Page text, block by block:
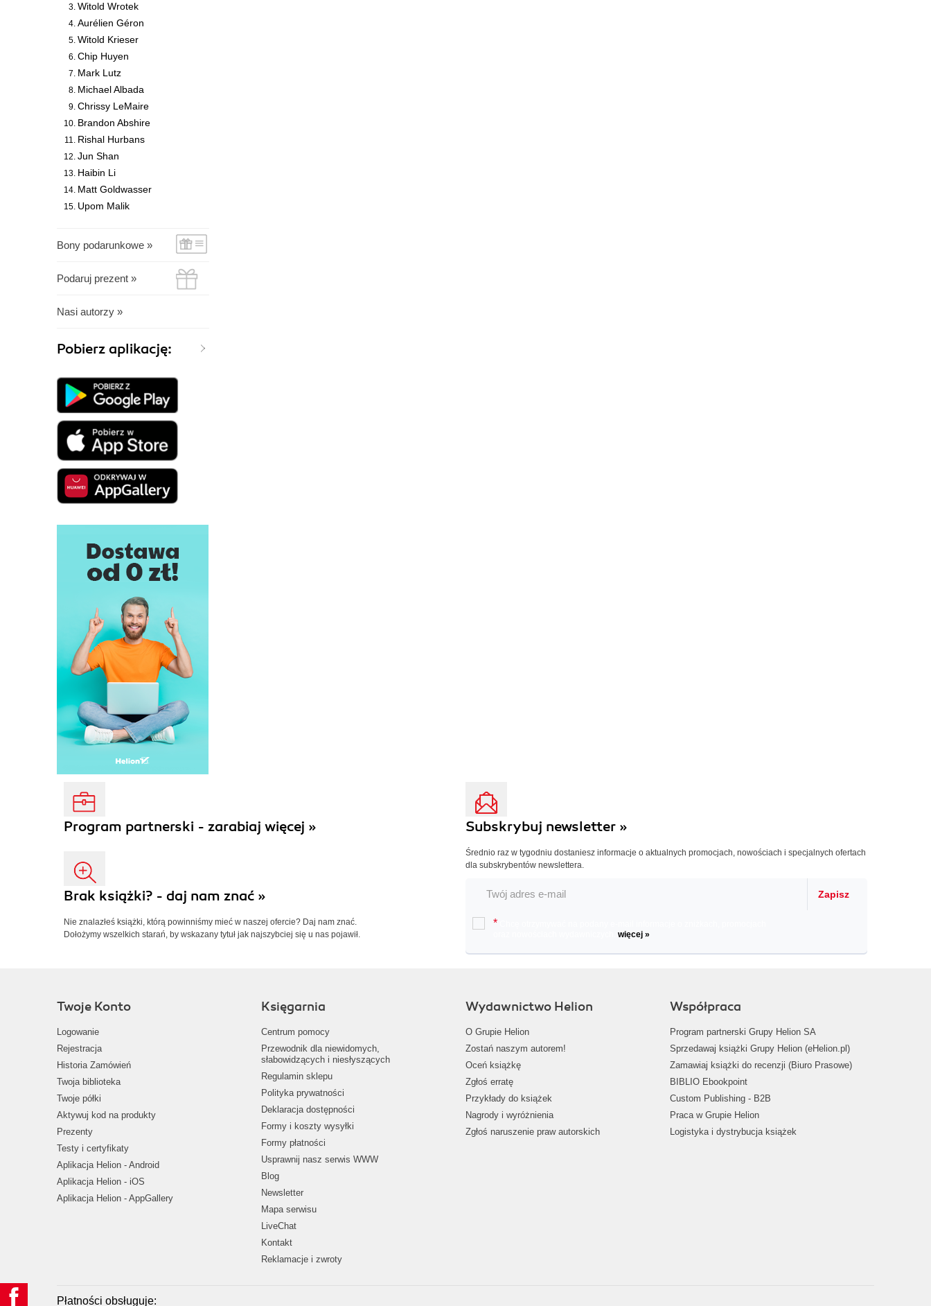
Witold Wrotek
Aurélien Géron
Witold Krieser
Chip Huyen
Mark Lutz
Michael Albada
Chrissy LeMaire
Brandon Abshire
Rishal Hurbans
Jun Shan
Haibin Li
Matt Goldwasser
Upom Malik
Bony podarunkowe »
Podaruj prezent »
Nasi autorzy »
Pobierz aplikację:
Program partnerski - zarabiaj więcej »
Brak książki? - daj nam znać »
Nie znalazłeś książki, którą powinniśmy mieć w naszej ofercie? Daj nam znać.
Dołożymy wszelkich starań, by wskazany tytuł jak najszybciej się u nas pojawił.
Subskrybuj newsletter »
Średnio raz w tygodniu dostaniesz informacje o aktualnych promocjach, nowościach i specjalnych ofertach
dla subskrybentów newslettera.
Zapisz
*
więcej »
Twoje Konto
Logowanie
Rejestracja
Historia Zamówień
Twoja biblioteka
Twoje półki
Aktywuj kod na produkty
Prezenty
Testy i certyfikaty
Aplikacja Helion - Android
Aplikacja Helion - iOS
Aplikacja Helion - AppGallery
Księgarnia
Centrum pomocy
Przewodnik dla niewidomych,
słabowidzących i niesłyszących
Regulamin sklepu
Polityka prywatności
Deklaracja dostępności
Formy i koszty wysyłki
Formy płatności
Usprawnij nasz serwis WWW
Blog
Newsletter
Mapa serwisu
LiveChat
Kontakt
Reklamacje i zwroty
Wydawnictwo Helion
O Grupie Helion
Zostań naszym autorem!
Oceń książkę
Zgłoś erratę
Przykłady do książek
Nagrody i wyróżnienia
Zgłoś naruszenie praw autorskich
Współpraca
Program partnerski Grupy Helion SA
Sprzedawaj książki Grupy Helion (eHelion.pl)
Zamawiaj książki do recenzji (Biuro Prasowe)
BIBLIO Ebookpoint
Custom Publishing - B2B
Praca w Grupie Helion
Logistyka i dystrybucja książek
Płatności obsługuje: